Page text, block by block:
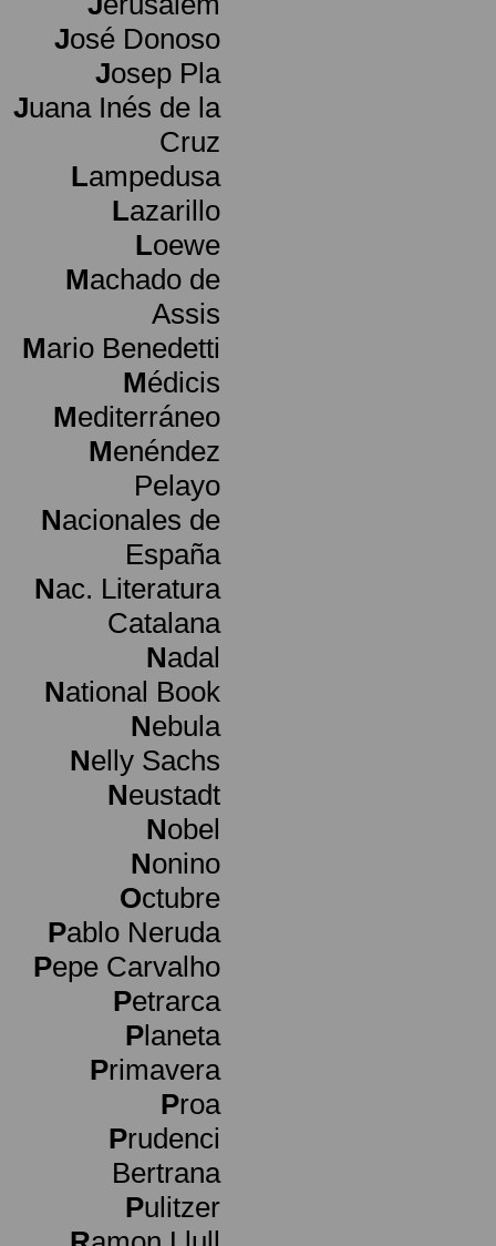
José Donoso
Josep Pla
Juana Inés de la
Cruz
Lampedusa
Lazarillo
Loewe
Machado de
Assis
Mario Benedetti
Médicis
Mediterráneo
Menéndez
Pelayo
Nacionales de
España
Nac. Literatura
Catalana
Nadal
National Book
Nebula
Nelly Sachs
Neustadt
Nobel
Nonino
Octubre
Pablo Neruda
Pepe Carvalho
Petrarca
Planeta
Primavera
Proa
Prudenci
Bertrana
Pulitzer